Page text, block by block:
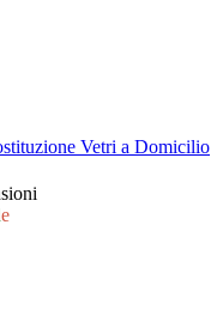
Vetri a Domicilio
e